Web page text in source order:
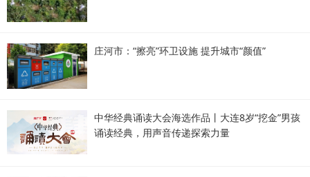
庄河市：“擦亮”环卫设施 提升城市“颜值”
中华经典诵读大会海选作品丨大连8岁“挖金”男孩
诵读经典，用声音传递探索力量